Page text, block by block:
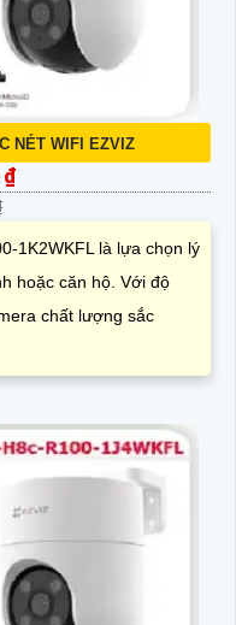
NÉT WIFI EZVIZ
₫
1K2WKFL là lựa chọn lý
hoặc căn hộ. Với độ
chất lượng sắc